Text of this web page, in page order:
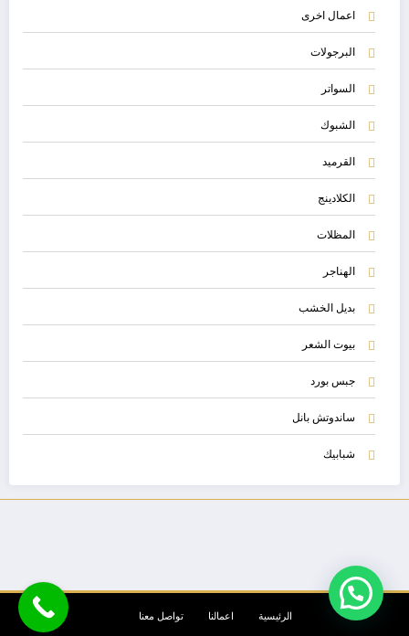
اعمال اخرى
البرجولات
السواتر
الشبوك
القرميد
الكلادينج
المظلات
الهناجر
بديل الخشب
بيوت الشعر
جبس بورد
ساندوتش بانل
شبابيك
الرئيسية اعمالنا تواصل معنا